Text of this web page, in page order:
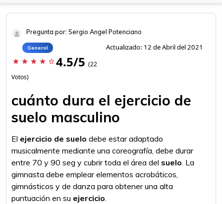
Pregunta por: Sergio Angel Potenciano
General Actualizado: 12 de Abril del 2021
star star star star star_border 4.5/5 (22
Votos)
cuánto dura el ejercicio de
suelo masculino
El ejercicio de suelo debe estar adaptado
musicalmente mediante una coreografía, debe durar
entre 70 y 90 seg y cubrir toda el área del suelo. La
gimnasta debe emplear elementos acrobáticos,
gimnásticos y de danza para obtener una alta
puntuación en su ejercicio.